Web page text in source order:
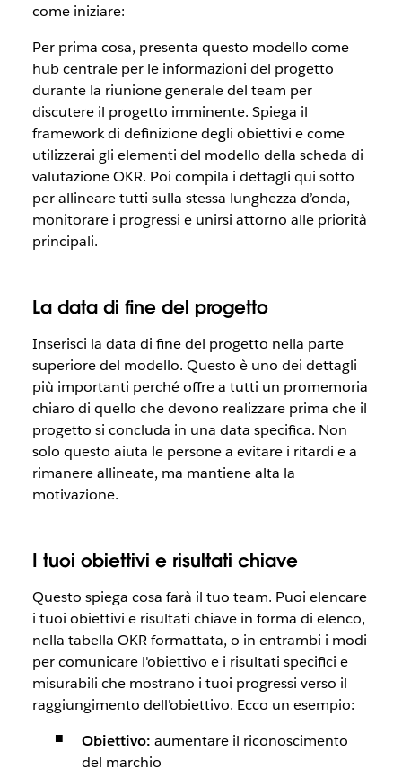
come iniziare:
Per prima cosa, presenta questo modello come
hub centrale per le informazioni del progetto
durante la riunione generale del team per
discutere il progetto imminente. Spiega il
framework di definizione degli obiettivi e come
utilizzerai gli elementi del modello della scheda di
valutazione OKR. Poi compila i dettagli qui sotto
per allineare tutti sulla stessa lunghezza d’onda,
monitorare i progressi e unirsi attorno alle priorità
principali.
La data di fine del progetto
Inserisci la data di fine del progetto nella parte
superiore del modello. Questo è uno dei dettagli
più importanti perché offre a tutti un promemoria
chiaro di quello che devono realizzare prima che il
progetto si concluda in una data specifica. Non
solo questo aiuta le persone a evitare i ritardi e a
rimanere allineate, ma mantiene alta la
motivazione.
I tuoi obiettivi e risultati chiave
Questo spiega cosa farà il tuo team. Puoi elencare
i tuoi obiettivi e risultati chiave in forma di elenco,
nella tabella OKR formattata, o in entrambi i modi
per comunicare l'obiettivo e i risultati specifici e
misurabili che mostrano i tuoi progressi verso il
raggiungimento dell'obiettivo. Ecco un esempio:
Obiettivo: aumentare il riconoscimento
del marchio